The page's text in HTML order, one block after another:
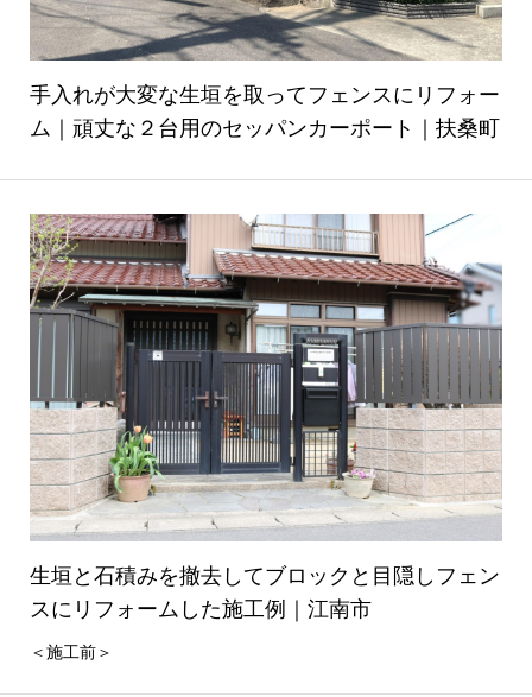
手入れが大変な生垣を取ってフェンスにリフォー
ム｜頑丈な２台用のセッパンカーポート｜扶桑町
生垣と石積みを撤去してブロックと目隠しフェン
スにリフォームした施工例｜江南市
＜施工前＞